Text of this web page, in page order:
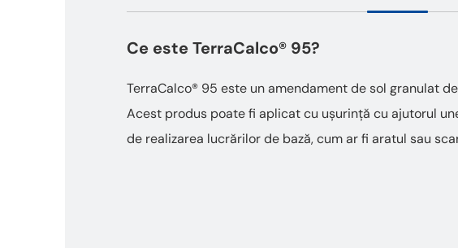
Ce este TerraCalco® 95?
TerraCalco® 95 este un amendament de sol granulat
Acest produs poate fi aplicat cu ușurință cu ajutorul
de realizarea lucrărilor de bază, cum ar fi aratul sau